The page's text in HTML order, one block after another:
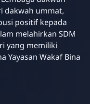
dakwah ummat,
positif kepada
melahirkan SDM
yang memiliki
Yayasan Wakaf Bina